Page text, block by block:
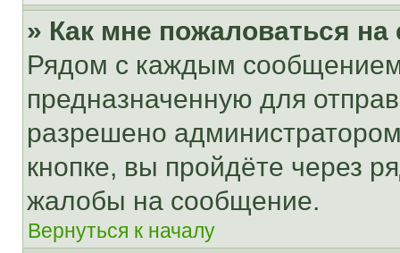
» Как мне пожаловаться
Рядом с каждым сообщением
предназначенную для
разрешено
кнопке, вы пройдёте через
жалобы на сообщение.
Вернуться к началу